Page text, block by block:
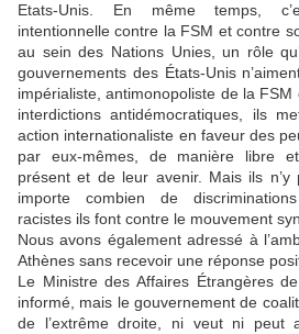
Etats-Unis. En même temps,
intentionnelle contre la FSM et contre
au sein des Nations Unies, un rôle
gouvernements des États-Unis
impérialiste, antimonopoliste de la
interdictions antidémocratiques, ils
action internationaliste en faveur des
par eux-mêmes, de manière libre
présent et de leur avenir. Mais ils n’y
importe combien de
racistes ils font contre le mouvement
Nous avons également adressé à
Athènes sans recevoir une réponse
Le Ministre des Affaires Étrangères
informé, mais le gouvernement de
de l’extrême droite, ni veut ni peut